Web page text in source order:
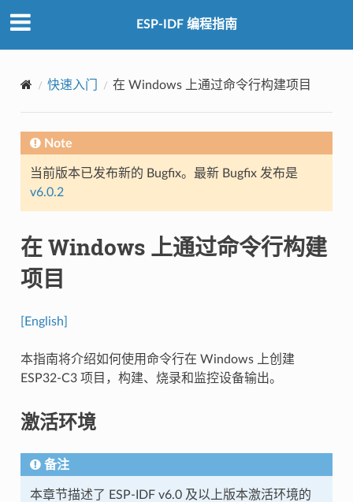
ESP-IDF 编程指南
快速入门 在 Windows 上通过命令行构建项目
Note
当前版本已发布新的 Bugfix。最新 Bugfix 发布是
v6.0.2
在 Windows 上通过命令行构建
项目
[English]
本指南将介绍如何使用命令行在 Windows 上创建
ESP32-C3 项目，构建、烧录和监控设备输出。
激活环境
备注
本章节描述了 ESP-IDF v6.0 及以上版本激活环境的